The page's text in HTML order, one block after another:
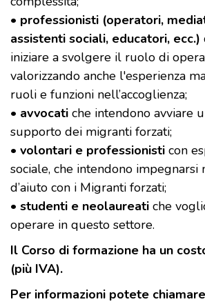
• professionisti (operatori,
assistenti sociali, educatori, ecc.)
iniziare a svolgere il ruolo di
valorizzando anche l'esperienza
ruoli e funzioni nell’accoglienza;
• avvocati che intendono avviare
supporto dei migranti forzati;
• volontari e professionisti con
sociale, che intendono impegnarsi
d’aiuto con i Migranti forzati;
• studenti e neolaureati che
operare in questo settore.
Il Corso di formazione ha un
(più IVA).
Per informazioni potete